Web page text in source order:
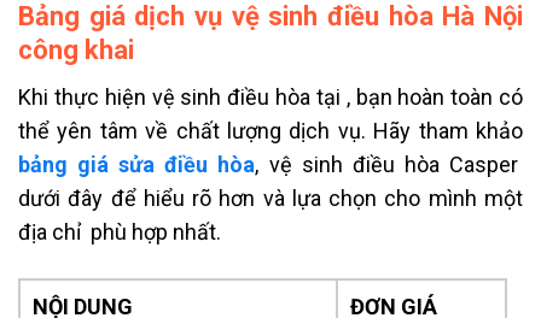
Bảng giá dịch vụ vệ sinh điều hòa Hà Nội
công khai
Khi thực hiện vệ sinh điều hòa tại , bạn hoàn toàn có
thể yên tâm về chất lượng dịch vụ. Hãy tham khảo
bảng giá sửa điều hòa, vệ sinh điều hòa Casper
dưới đây để hiểu rõ hơn và lựa chọn cho mình một
địa chỉ phù hợp nhất.
NỘI DUNG ĐƠN GIÁ